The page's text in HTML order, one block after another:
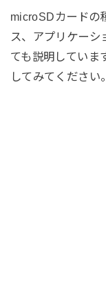
microSDカードの
ス、アプリケーシ
ても説明していま
してみてください。